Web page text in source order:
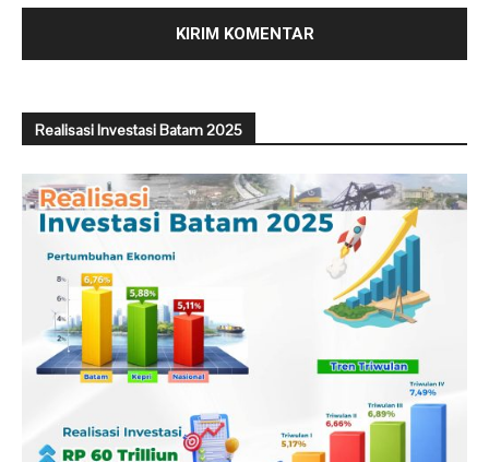
Realisasi Investasi Batam 2025